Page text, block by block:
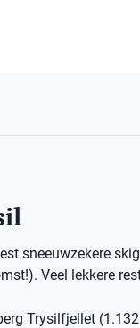
sneeuwzekere
Veel lekkere
Trysilfjellet